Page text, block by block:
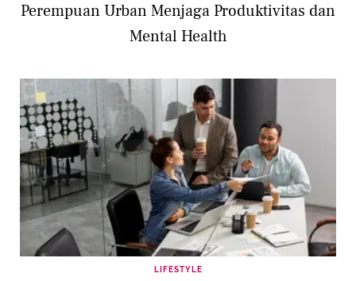
Perempuan Urban Menjaga Produktivitas dan
Mental Health
LIFESTYLE